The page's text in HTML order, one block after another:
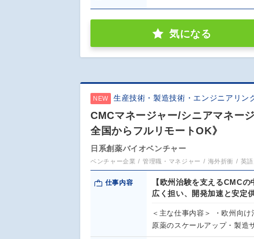
気になる
NEW 生産技術・製造技術・エンジニアリン
CMCマネージャー/シニアマネー
全国からフルリモートOK》
日系創薬バイオベンチャー
ベンチャー企業 管理職・マネジャー 海外折衝 英
仕事内容
【欧州治験を支えるCMC
広く担い、開発加速と安定
＜主な仕事内容＞ ・欧州向
原薬のスケールアップ・製造